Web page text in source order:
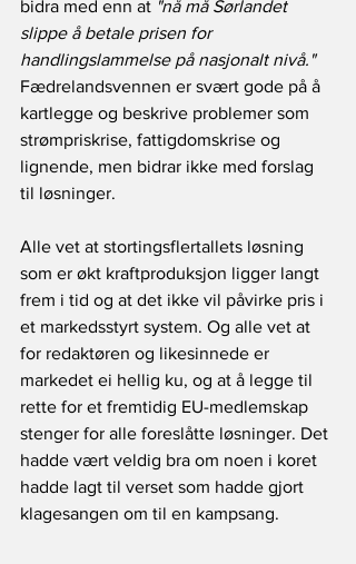
bidra med enn at "nå må Sørlandet
slippe å betale prisen for
handlingslammelse på nasjonalt nivå."
Fædrelandsvennen er svært gode på å
kartlegge og beskrive problemer som
strømpriskrise, fattigdomskrise og
lignende, men bidrar ikke med forslag
til løsninger.
Alle vet at stortingsflertallets løsning
som er økt kraftproduksjon ligger langt
frem i tid og at det ikke vil påvirke pris i
et markedsstyrt system. Og alle vet at
for redaktøren og likesinnede er
markedet ei hellig ku, og at å legge til
rette for et fremtidig EU-medlemskap
stenger for alle foreslåtte løsninger. Det
hadde vært veldig bra om noen i koret
hadde lagt til verset som hadde gjort
klagesangen om til en kampsang.